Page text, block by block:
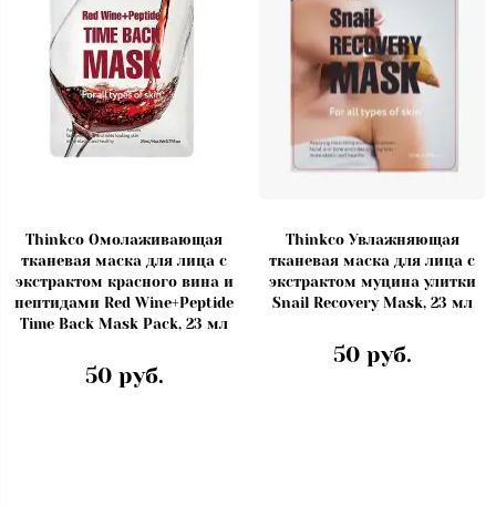
Thinkco Омолаживающая
тканевая маска для лица с
экстрактом красного вина и
пептидами Red Wine+Peptide
Time Back Mask Pack, 23 мл
50 руб.
Thinkco Увлажняющая
тканевая маска для лица с
экстрактом муцина улитки
Snail Recovery Mask, 23 мл
50 руб.